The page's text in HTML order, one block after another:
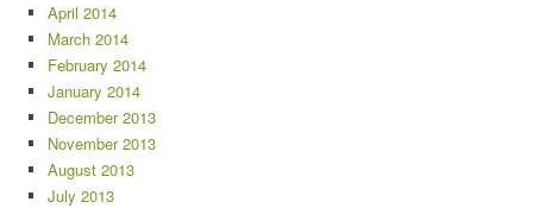
April 2014
March 2014
February 2014
January 2014
December 2013
November 2013
August 2013
July 2013